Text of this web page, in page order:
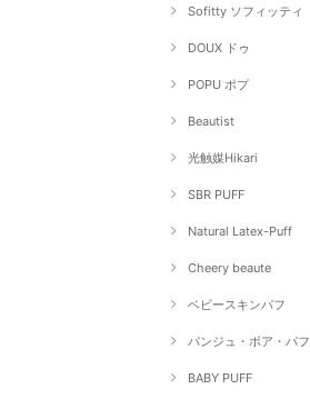
Sofitty ソフィッティ
DOUX ドゥ
POPU ポプ
Beautist
光触媒Hikari
SBR PUFF
Natural Latex-Puff
Cheery beaute
ベビースキンパフ
パンジュ・ボア・パフ
BABY PUFF